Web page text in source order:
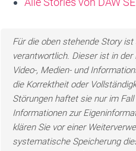
Für die oben stehende Story
verantwortlich. Dieser ist in der
Video-, Medien- und
die Korrektheit oder
Störungen haftet sie nur im
Informationen zur
klären Sie vor einer
systematische Speicherung